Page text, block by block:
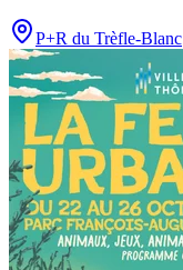
P+R du Trèfle-Blanc